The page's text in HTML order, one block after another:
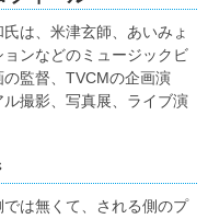
は、米津玄師、あいみょ
ンなどのミュージックビ
監督、TVCMの企画演
撮影、写真展、ライブ演
は無くて、される側のプ